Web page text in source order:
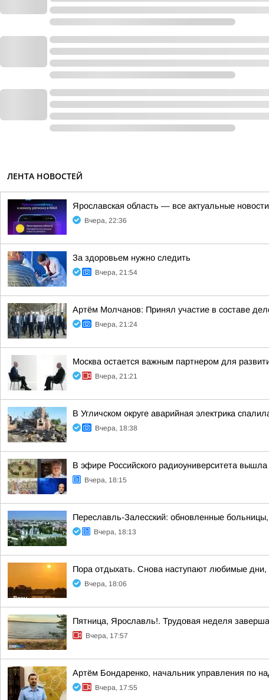
ЛЕНТА НОВОСТЕЙ
Ярославская область — все актуальные
Вчера, 22:36
За здоровьем нужно следить
Вчера, 21:54
Артём Молчанов: Принял участие в составе
Вчера, 21:24
Москва остается важным партнером для
Вчера, 21:21
В Угличском округе аварийная электрика
Вчера, 18:38
В эфире Российского радиоуниверситета
Вчера, 18:15
Переславль-Залесский: обновленные
Вчера, 18:13
Пора отдыхать. Снова наступают любимые
Вчера, 18:06
Пятница, Ярославль!. Трудовая неделя
Вчера, 17:57
Артём Бондаренко, начальник управления по
Вчера, 17:55